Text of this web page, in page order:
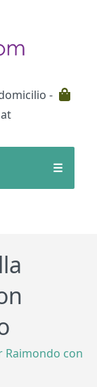
-
☰
Raimondo con